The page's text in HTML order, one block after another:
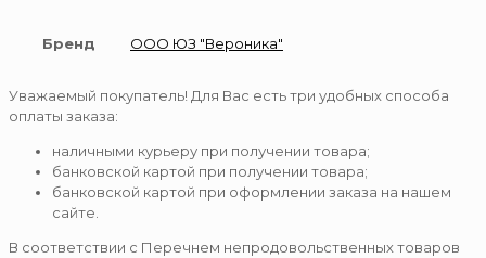
Бренд ООО ЮЗ "Вероника"
Уважаемый покупатель! Для Вас есть три удобных способа
оплаты заказа:
наличными курьеру при получении товара;
банковской картой при получении товара;
банковской картой при оформлении заказа на нашем
сайте.
В соответствии с Перечнем непродовольственных товаров